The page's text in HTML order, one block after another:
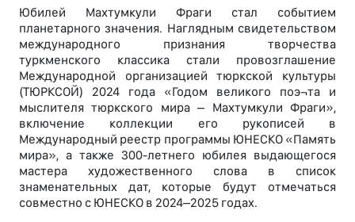
Юбилей Махтумкули Фраги стал событием
планетарного значения. Наглядным свидетельством
международного признания творчества
туркменского классика стали провозглашение
Международной организацией тюркской культуры
(ТЮРКСОЙ) 2024 года «Годом великого поэ¬та и
мыслителя тюркского мира – Махтумкули Фраги»,
включение коллекции его рукописей в
Международный реестр программы ЮНЕСКО «Память
мира», а также 300-летнего юбилея выдающегося
мастера художественного слова в список
знаменательных дат, которые будут отмечаться
совместно с ЮНЕСКО в 2024–2025 годах.